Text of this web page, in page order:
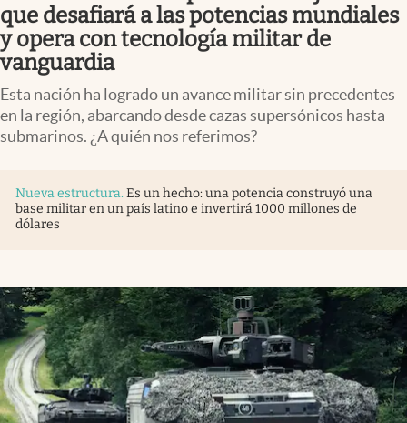
que desafiará a las potencias mundiales
y opera con tecnología militar de
vanguardia
Esta nación ha logrado un avance militar sin precedentes
en la región, abarcando desde cazas supersónicos hasta
submarinos. ¿A quién nos referimos?
Nueva estructura. Es un hecho: una potencia construyó una
base militar en un país latino e invertirá 1000 millones de
dólares